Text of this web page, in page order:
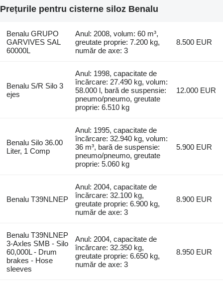
Prețurile pentru cisterne siloz Benalu
Benalu GRUPO
GARVIVES SAL
60000L
Anul: 2008, volum: 60 m³,
greutate proprie: 7.200 kg,
număr de axe: 3
8.500 EUR
Benalu S/R Silo 3
ejes
Anul: 1998, capacitate de
încărcare: 27.490 kg, volum:
58.000 l, bară de suspensie:
pneumo/pneumo, greutate
proprie: 6.510 kg
12.000 EUR
Benalu Silo 36.00
Liter, 1 Comp
Anul: 1995, capacitate de
încărcare: 32.940 kg, volum:
36 m³, bară de suspensie:
pneumo/pneumo, greutate
proprie: 5.060 kg
5.900 EUR
Benalu T39NLNEP
Anul: 2004, capacitate de
încărcare: 32.100 kg,
greutate proprie: 6.900 kg,
număr de axe: 3
8.900 EUR
Benalu T39NLNEP
3-Axles SMB - Silo
60,000L - Drum
brakes - Hose
sleeves
Anul: 2004, capacitate de
încărcare: 32.350 kg,
greutate proprie: 6.650 kg,
număr de axe: 3
8.950 EUR